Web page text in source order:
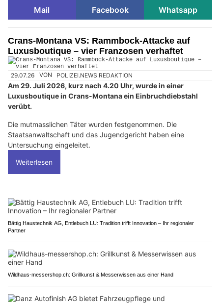
Mail
Facebook Whatsapp
Crans-Montana VS: Rammbock-Attacke auf
Luxusboutique – vier Franzosen verhaftet
29.07.26 VON POLIZEI.NEWS REDAKTION
Am 29. Juli 2026, kurz nach 4.20 Uhr, wurde in einer
Luxusboutique in Crans-Montana ein Einbruchdiebstahl
verübt.
Die mutmasslichen Täter wurden festgenommen. Die
Staatsanwaltschaft und das Jugendgericht haben eine
Untersuchung eingeleitet.
Weiterlesen
Bättig Haustechnik AG, Entlebuch LU: Tradition trifft Innovation – Ihr regionaler
Partner
Wildhaus-messershop.ch: Grillkunst & Messerwissen aus einer Hand